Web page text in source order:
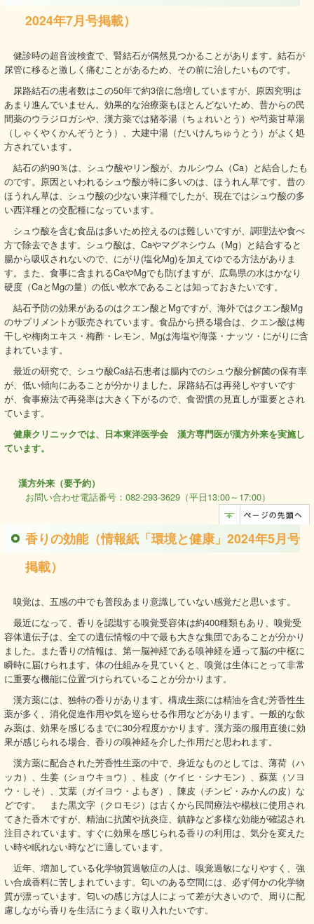
2024年7月号掲載）
健診時の超音波検査で、腎結石が偶然見つかることがあります。結石が
尿管に移ると激しく痛むことがあるため、その前に治したいものです。
尿路結石の患者数はこの50年で約3倍に急増していますが、原因究明は
あまり進んでいません。効果的な治療薬もほとんどないため、昔からの民
間薬のウラジロガシや、漢方薬では猪苓湯（ちょれいとう）や芍薬甘草湯
（しゃくやくかんぞうとう）、大建中湯（だいけんちゅうとう）がよく処
方されています。
結石の約90％は、シュウ酸やリン酸が、カルシウム（Ca）と結合したも
のです。原因といわれるシュウ酸が特に多いのは、ほうれん草です。昔の
ほうれん草は、シュウ酸の少ない東洋種でしたが、現在ではシュウ酸の多
い西洋種との交配種になっています。
シュウ酸を含む食品は多いため控えるのは難しいですが、調理法や食べ
方で除去できます。シュウ酸は、Caやマグネシウム（Mg）と結合すると
腸から吸収されないので、にがり(塩化Mg)を加えてゆでる方法がありま
す。また、食事に含まれるCaやMgでも防げますが、広島県の水はかなり
硬度（CaとMgの量）の低い軟水であることは知っておきたいです。
結石予防の効果があるのはクエン酸とMgですが、海外ではクエン酸Mg
のサプリメントが販売されています。食品から摂る場合は、クエン酸は梅
干しや梅肉エキス・梅酢・レモン、Mgは海塩や海藻・ナッツ・にがりに含
まれています。
最近の研究で、シュウ酸Ca結石患者は腸内でのシュウ酸分解菌の保有率
が、低い傾向にあることが分かりました。尿路結石は再発しやすいです
が、食事療法で再発率は大きく下がるので、食習慣の見直しが重要とされ
ています。
健康クリニックでは、日本東洋医学会 漢方専門医が漢方外来を実施し
ています。
漢方外来（要予約）
お問い合わせ電話番号：082-293-3629（平日13:00～17:00）
香りの効能（情報紙「環境と健康」2024年5月号
掲載）
嗅覚は、五感の中でも普段あまり意識していない感覚だと思います。
最近になって、香りを認識する嗅覚受容体は約400種類もあり、嗅覚受
容体遺伝子は、全ての遺伝情報の中で最も大きな集団であることが分かり
ました。また香りの情報は、第一脳神経である嗅神経を通って脳の中枢に
瞬時に届けられます。体の仕組みを見ていくと、嗅覚は生体にとって非常
に重要な機能に位置づけられていることが分かります。
漢方薬には、独特の香りがあります。構成生薬には精油を含む芳香性生
薬が多く、消化促進作用や気を巡らせる作用などがあります。一般的な飲
み薬は、効果を感じるまでに30分程度かかります。漢方薬の服用直後に効
果が感じられる場合、香りの嗅神経を介した作用だと思われます。
漢方薬に配合された芳香性生薬の中で、身近なものとしては、薄荷（ハ
ッカ）、生姜（ショウキョウ）、桂皮（ケイヒ・シナモン）、蘇葉（ソヨ
ウ・しそ）、艾葉（ガイヨウ・よもぎ）、陳皮（チンピ・みかんの皮）な
どです。 また黒文字（クロモジ）は古くから民間療法や楊枝に使用され
てきた香木ですが、精油に抗菌や抗炎症、鎮静など多様な効能が確認され
注目されています。すぐに効果を感じられる香りの利用は、気分を変えた
い時や眠れない時などに適しています。
近年、増加している化学物質過敏症の人は、嗅覚過敏になりやすく、強
い合成香料に苦しまれています。匂いのある空間には、必ず何かの化学物
質が漂っています。匂いの感じ方は人によって差が大きいので、周りに配
慮しながら香りを生活にうまく取り入れたいです。